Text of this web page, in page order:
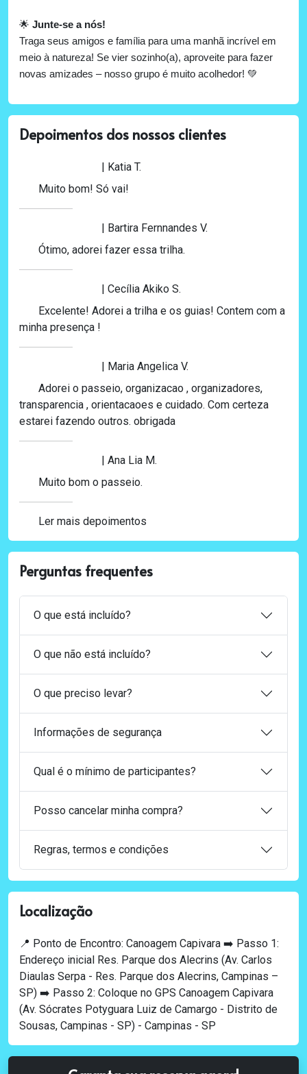
🌟 Junte-se a nós!
Traga seus amigos e família para uma manhã incrível em
meio à natureza! Se vier sozinho(a), aproveite para fazer
novas amizades – nosso grupo é muito acolhedor! 💚
Depoimentos dos nossos clientes
| Katia T.
Muito bom! Só vai!
| Bartira Fernnandes V.
Ótimo, adorei fazer essa trilha.
| Cecília Akiko S.
Excelente! Adorei a trilha e os guias! Contem com a
minha presença !
| Maria Angelica V.
Adorei o passeio, organizacao , organizadores,
transparencia , orientacaoes e cuidado. Com certeza
estarei fazendo outros. obrigada
| Ana Lia M.
Muito bom o passeio.
Ler mais depoimentos
Perguntas frequentes
O que está incluído?
O que não está incluído?
O que preciso levar?
Informações de segurança
Qual é o mínimo de participantes?
Posso cancelar minha compra?
Regras, termos e condições
Localização
📍 Ponto de Encontro: Canoagem Capivara ➡️ Passo 1:
Endereço inicial Res. Parque dos Alecrins (Av. Carlos
Diaulas Serpa - Res. Parque dos Alecrins, Campinas –
SP) ➡️ Passo 2: Coloque no GPS Canoagem Capivara
(Av. Sócrates Potyguara Luiz de Camargo - Distrito de
Sousas, Campinas - SP) - Campinas - SP